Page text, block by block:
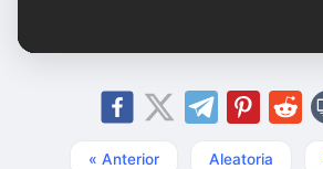
« Anterior Aleatoria